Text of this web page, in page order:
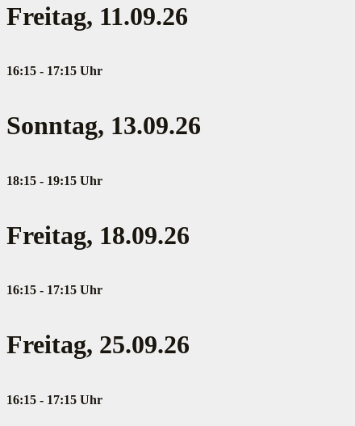
Freitag, 11.09.26
16:15 - 17:15 Uhr
Sonntag, 13.09.26
18:15 - 19:15 Uhr
Freitag, 18.09.26
16:15 - 17:15 Uhr
Freitag, 25.09.26
16:15 - 17:15 Uhr